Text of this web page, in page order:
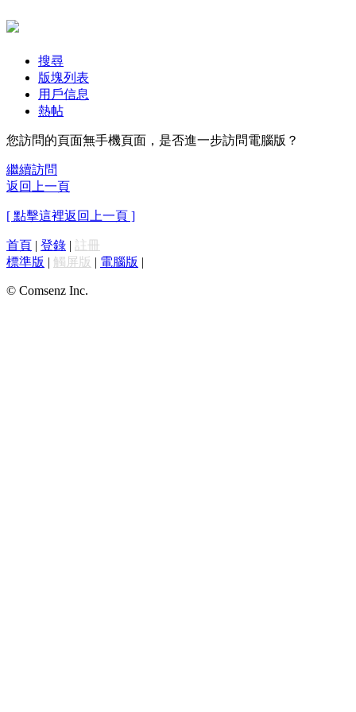
搜尋
版塊列表
用戶信息
熱帖
您訪問的頁面無手機頁面，是否進一步訪問電腦版？
繼續訪問
返回上一頁
[ 點擊這裡返回上一頁 ]
首頁 | 登錄 | 註冊
標準版 | 觸屏版 | 電腦版 |
© Comsenz Inc.